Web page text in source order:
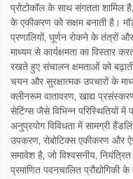
प्रोटोकॉल के साथ संगतता शामिल है,
के एकीकरण को सक्षम बनाती है।
प्रणालियों, घूर्णन रोकने के तंत्रों
माध्यम से कार्यक्षमता का विस्तार
रखते हुए संचालन क्षमताओं को
चयन और सुरक्षात्मक उपचारों के
क्लीनरूम वातावरण, खाद्य
सेटिंग्स जैसे विभिन्न परिस्थितियों
अनुप्रयोग विविधता में सामग्री
उपकरण, रोबोटिक्स एकीकरण और
समावेश है, जो विश्वसनीय,
प्रमाणित पवनचालित प्रौद्योगिकी